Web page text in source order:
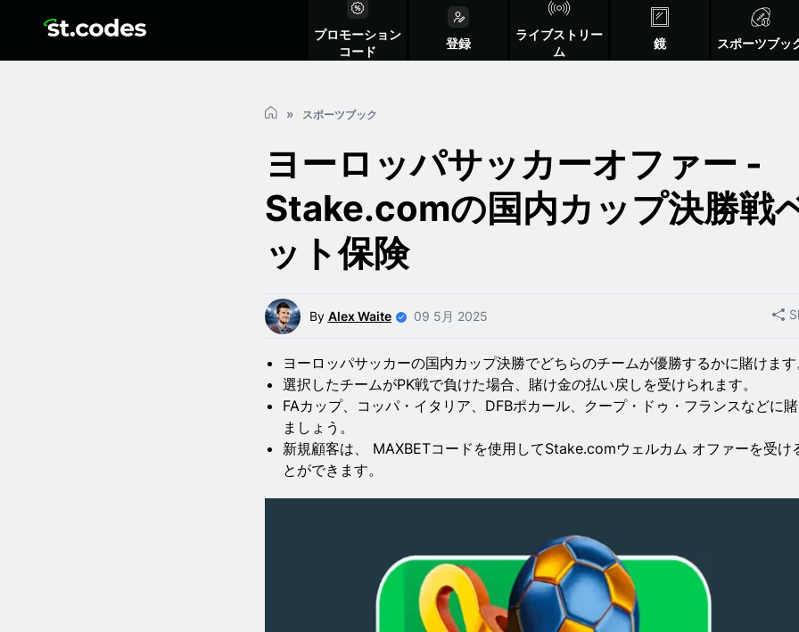
プロモーション
コード
登録
ライブストリー
ム
鏡 スポーツブッ
スポーツブック
ヨーロッパサッカーオファー -
Stake.comの国内カップ決勝戦
ット保険
By Alex Waite 09 5月 2025
ヨーロッパサッカーの国内カップ決勝でどちらのチームが優勝するかに賭けます
選択したチームがPK戦で負けた場合、賭け金の払い戻しを受けられます。
FAカップ、コッパ・イタリア、DFBポカール、クープ・ドゥ・フランスなどに
ましょう。
新規顧客は、 MAXBETコードを使用してStake.comウェルカム オファーを受け
とができます。